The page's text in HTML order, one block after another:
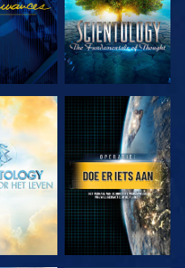
DE
KIJK